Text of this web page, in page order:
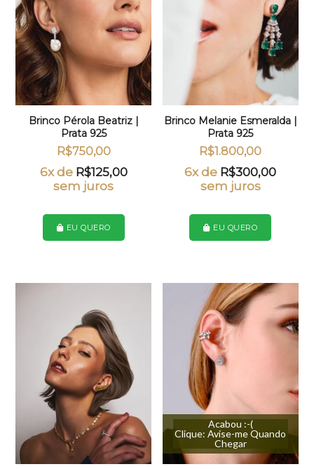
Brinco Pérola Beatriz |
Prata 925
R$750,00
6x de R$125,00
sem juros
EU QUERO
Brinco Melanie Esmeralda |
Prata 925
R$1.800,00
6x de R$300,00
sem juros
EU QUERO
Acabou :-(
Clique: Avise-me Quando
Chegar